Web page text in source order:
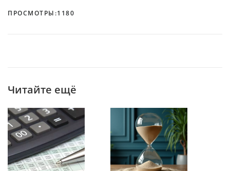
ПРОСМОТРЫ:1180
Читайте ещё